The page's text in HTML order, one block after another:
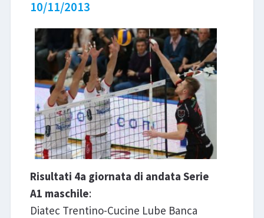
10/11/2013
Risultati 4a giornata di andata Serie
A1 maschile:
Diatec Trentino-Cucine Lube Banca